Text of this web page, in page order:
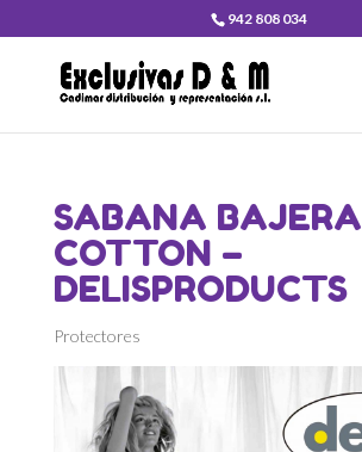
942 808 034
SABANA BAJERA
COTTON –
DELISPRODUCTS
Protectores